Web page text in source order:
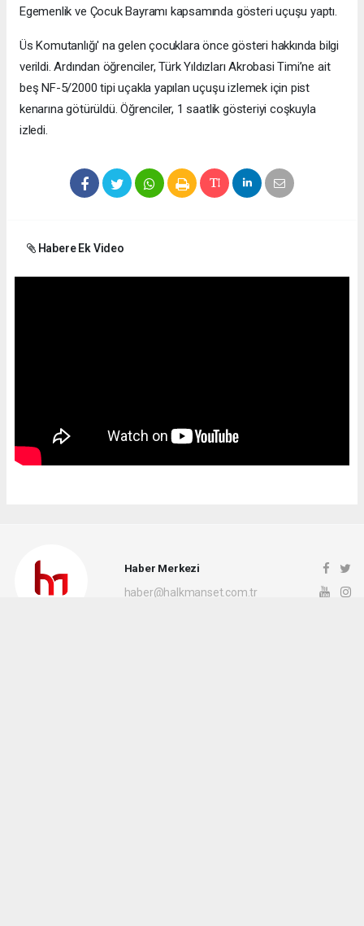
Egemenlik ve Çocuk Bayramı kapsamında gösteri uçuşu yaptı.
Üs Komutanlığı' na gelen çocuklara önce gösteri hakkında bilgi
verildi. Ardından öğrenciler, Türk Yıldızları Akrobasi Timi’ne ait
beş NF-5/2000 tipi uçakla yapılan uçuşu izlemek için pist
kenarına götürüldü. Öğrenciler, 1 saatlik gösteriyi coşkuyla
izledi.
Habere Ek Video
Haber Merkezi
haber@halkmanset.com.tr